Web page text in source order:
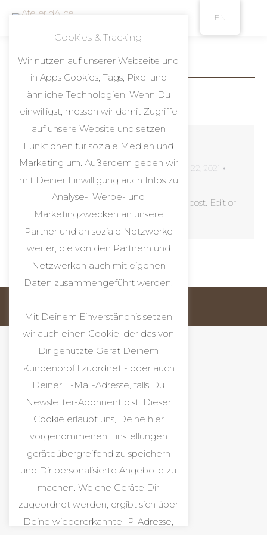
You are here:
Hello world!
Uncategorized Byatelierdalice21
January 22, 2021
Leave a comment
Welcome to WordPress. This is your first post. Edit or
delete it, then start writing!
Footer
Cookies & Tracking
Wir nutzen auf unserer Webseite und
in Apps Cookies, Tags, Pixel und
ähnliche Technologien. Wenn Du
einwilligst, messen wir damit Zugriffe
auf unsere Website und setzen
Funktionen für soziale Medien und
Marketing um. Außerdem geben wir
mit Deiner Einwilligung auch Infos zu
Analyse-, Werbe- und
Marketingzwecken an unsere
Partner und an soziale Netzwerke
weiter, die von den Partnern und
Netzwerken auch mit eigenen
Daten zusammengeführt werden.
Mit Deinem Einverständnis setzen
wir auch einen Cookie, der das von
Dir genutzte Gerät Deinem
Kundenprofil zuordnet - oder auch
Deiner E-Mail-Adresse, falls Du
Newsletter-Abonnent bist. Dieser
Cookie erlaubt uns, Deine hier
vorgenommenen Einstellungen
geräteübergreifend zu speichern
und Dir personalisierte Angebote zu
machen. Welche Geräte Dir
zugeordnet werden, ergibt sich über
Deine wiedererkannte IP-Adresse,
EN